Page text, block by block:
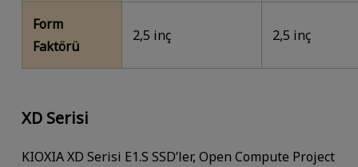
Form
Faktörü
2,5 inç 2,5 inç
XD Serisi
KIOXIA XD Serisi E1.S SSD’ler, Open Compute Project